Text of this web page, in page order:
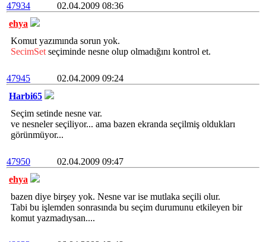
47934
02.04.2009 08:36
ehya
Komut yazımında sorun yok.
SecimSet seçiminde nesne olup olmadığını kontrol et.
47945
02.04.2009 09:24
Harbi65
Seçim setinde nesne var.
ve nesneler seçiliyor... ama bazen ekranda seçilmiş oldukları
görünmüyor...
47950
02.04.2009 09:47
ehya
bazen diye birşey yok. Nesne var ise mutlaka seçili olur.
Tabi bu işlemden sonrasında bu seçim durumunu etkileyen bir
komut yazmadıysan....